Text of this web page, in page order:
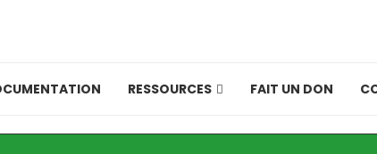
RESSOURCES FAIT UN DON